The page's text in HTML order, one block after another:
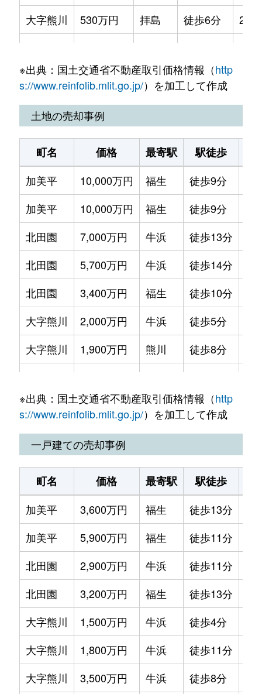
大字熊川
530万円 拝島 徒歩6分
志茂
2,500万円 福生 徒歩7分
大字福生
1,300万円 東福生 徒歩7分
大字福生
2,000万円 東福生 徒歩6分
大字福生
430万円 東福生 徒歩2分
大字福生
300万円 東福生 徒歩2分
大字福生
650万円 福生 徒歩4分
大字福生
1,300万円 福生 徒歩4分
大字福生
1,000万円 福生 徒歩4分
大字福生
2,600万円 福生 徒歩4分
大字福生
200万円 福生 徒歩4分
大字福生
1,900万円 福生 徒歩4分
武蔵野台
700万円 東福生 徒歩8分
武蔵野台
1,400万円
武蔵野台
1,600万円 福生 徒歩10分
武蔵野台
1,300万円 福生 徒歩13分
武蔵野台
570万円 福生 徒歩19分
武蔵野台
400万円 福生 徒歩5分
武蔵野台
750万円 福生 徒歩10分
武蔵野台
330万円 福生 徒歩5分
武蔵野台
1,500万円 福生 徒歩16分
武蔵野台
1,400万円 福生 徒歩16分
※出典：国土交通省不動産取引価格情報（http
s://www.reinfolib.mlit.go.jp/）を加工して作成
土地の売却事例
町名 価格 最寄駅 駅徒歩
加美平
10,000万円 福生 徒歩9分
加美平
10,000万円 福生 徒歩9分
北田園
7,000万円 牛浜 徒歩13分
北田園
5,700万円 牛浜 徒歩14分
北田園
3,400万円 福生 徒歩10分
大字熊川
2,000万円 牛浜 徒歩5分
大字熊川
1,900万円 熊川 徒歩8分
大字熊川
2,400万円 拝島 徒歩12分
大字熊川
79万円 拝島 徒歩8分
東町
7,200万円 福生 徒歩6分
東町
2,600万円 福生 徒歩4分
大字福生
5,800万円 牛浜 徒歩7分
大字福生
650万円 牛浜 徒歩7分
大字福生
2,600万円 牛浜 徒歩11分
大字福生
1,200万円 福生 徒歩16分
本町
9,900万円 福生 徒歩2分
本町
3,400万円 福生 徒歩8分
※出典：国土交通省不動産取引価格情報（http
s://www.reinfolib.mlit.go.jp/）を加工して作成
一戸建ての売却事例
町名 価格 最寄駅 駅徒歩
加美平
3,600万円 福生 徒歩13分
加美平
5,900万円 福生 徒歩11分
北田園
2,900万円 牛浜 徒歩11分
北田園
3,200万円 福生 徒歩13分
大字熊川
1,500万円 牛浜 徒歩4分
大字熊川
1,800万円 牛浜 徒歩11分
大字熊川
3,500万円 牛浜 徒歩8分